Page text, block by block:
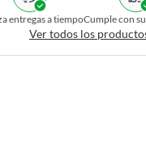
entregas a tiempoCumple con
Ver todos los